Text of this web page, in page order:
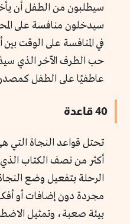
سيطلبون من الطفل أن
سيدخلون منافسة على
في المنافسة على الوقت
حب الطرف الآخر الذي
عاطفيًا على الطفل
40 قاعدة
تحتل قواعد النجاة التي
الرحلة بتفعيل وضع
مجردة دون إضافات أو
بيئة صعبة، وتمثيل